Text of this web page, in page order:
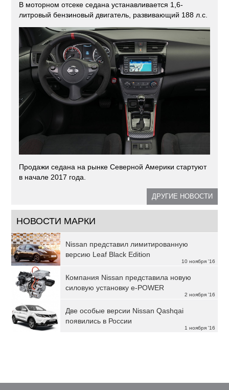
В моторном отсеке седана устанавливается 1,6-
литровый бензиновый двигатель, развивающий 188 л.с.
Продажи седана на рынке Северной Америки стартуют
в начале 2017 года.
ДРУГИЕ НОВОСТИ
НОВОСТИ МАРКИ
10 ноября '16
Nissan представил лимитированную
версию Leaf Black Edition
2 ноября '16
Компания Nissan представила новую
силовую установку e-POWER
1 ноября '16
Две особые версии Nissan Qashqai
появились в России